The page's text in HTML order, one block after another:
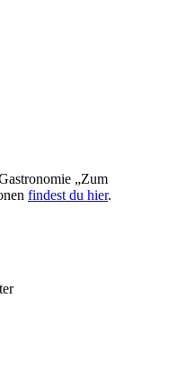
„Zum
findest du hier.